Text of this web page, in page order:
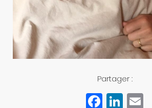
Partager :
F Li